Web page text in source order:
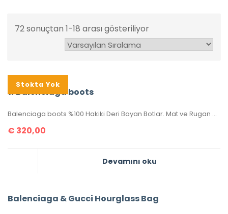
72 sonuçtan 1-18 arası gösteriliyor
Stokta Yok
#Balenciaga boots
Balenciaga boots %100 Hakiki Deri Bayan Botlar. Mat ve Rugan deri olarak iki çeşittir. 35-36-37-38-39-40-41-42 numaralar mevcuttur. Rahat ve tam kalıptır. Kutulu, toz torbalı, sertifikalıdır.
€ 320,00
Devamını oku
Balenciaga & Gucci Hourglass Bag